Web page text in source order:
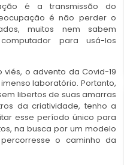
é a transmissão do
é não perder o
muitos nem sabem
para usá-los
o advento da Covid-19
laboratório. Portanto,
libertos de suas amarras
da criatividade, tenho a
esse período único para
na busca por um modelo
o caminho da